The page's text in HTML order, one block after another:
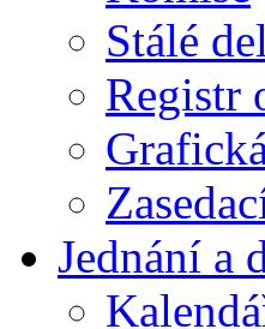
Stálé
Registr
Jednání a